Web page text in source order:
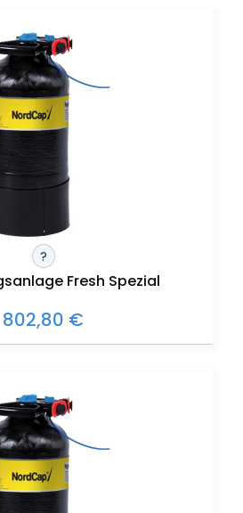
?
Fresh Spezial
802,80 €